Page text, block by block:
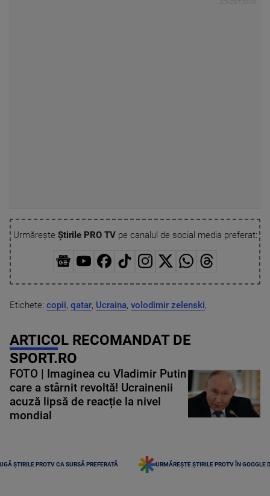
Urmărește Știrile PRO TVpe canalul de social media preferat:
Etichete: copii, qatar, Ucraina, volodimir zelenski,
ARTICOL RECOMANDAT DE
SPORT.RO
FOTO | Imaginea cu Vladimir Putin
care a stârnit revoltă! Ucrainenii
acuză lipsă de reacție la nivel
mondial
ȘTIRILE PROTV CA SURSĂ PREFERATĂ URMĂREȘTE ȘTIRILE PROTV ÎN GOOGLE